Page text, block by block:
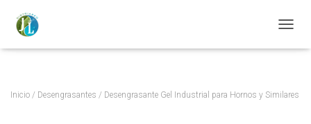
Inicio / Desengrasantes / Desengrasante Gel Industrial para Hornos y Similares